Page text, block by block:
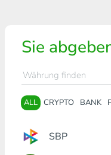
Sie
ALL CRYPTO BANK
SBP